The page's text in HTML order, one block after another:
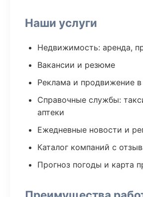
Наши услуги
Недвижимость: аренда,
Вакансии и резюме
Реклама и продвижение в
Справочные службы:
аптеки
Ежедневные новости и
Каталог компаний с
Прогноз погоды и карта